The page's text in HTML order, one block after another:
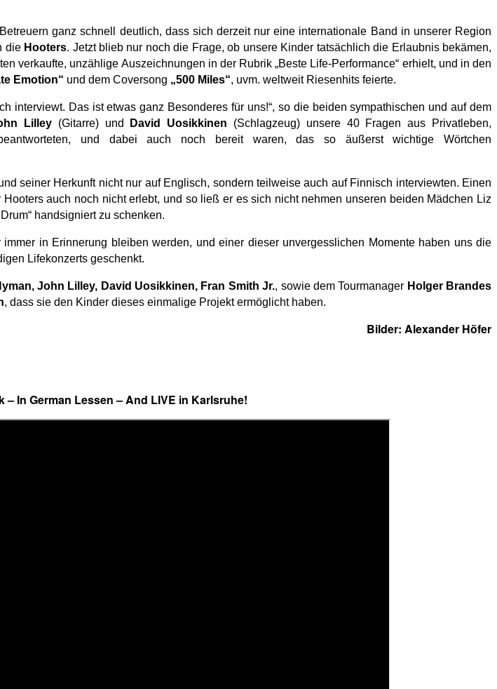
ganz schnell deutlich, dass sich derzeit nur eine internationale Band in unserer Region
die Hooters. Jetzt blieb nur noch die Frage, ob unsere Kinder tatsächlich die Erlaubnis bekämen,
verkaufte, unzählige Auszeichnungen in der Rubrik „Beste Life-Performance“ erhielt, und in den
Emotion“ und dem Coversong „500 Miles“, uvm. weltweit Riesenhits feierte.
interviewt. Das ist etwas ganz Besonderes für uns!“, so die beiden sympathischen und auf dem
Lilley(Gitarre) und David Uosikkinen (Schlagzeug) unsere 40 Fragen aus Privatleben,
und dabei auch noch bereit waren, das so äußerst wichtige Wörtchen
seiner Herkunft nicht nur auf Englisch, sondern teilweise auch auf Finnisch interviewten. Einen
auch noch nicht erlebt, und so ließ er es sich nicht nehmen unseren beiden Mädchen Liz
handsigniert zu schenken.
in Erinnerung bleiben werden, und einer dieser unvergesslichen Momente haben uns die
Lifekonzerts geschenkt.
John Lilley, David Uosikkinen, Fran Smith Jr., sowie dem Tourmanager Holger Brandes
, dass sie den Kinder dieses einmalige Projekt ermöglicht haben.
Bilder: Alexander Höfer
In German Lessen – And LIVE in Karlsruhe!